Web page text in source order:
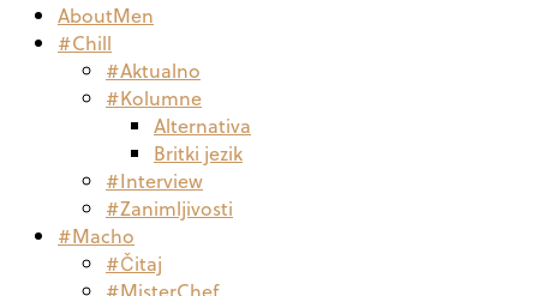
AboutMen
#Chill
#Aktualno
#Kolumne
Alternativa
Britki jezik
#Interview
#Zanimljivosti
#Macho
#Čitaj